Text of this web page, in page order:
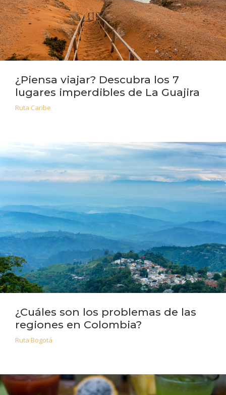
¿Piensa viajar? Descubra los 7
lugares imperdibles de La Guajira
Ruta Caribe
¿Cuáles son los problemas de las
regiones en Colombia?
Ruta Bogotá